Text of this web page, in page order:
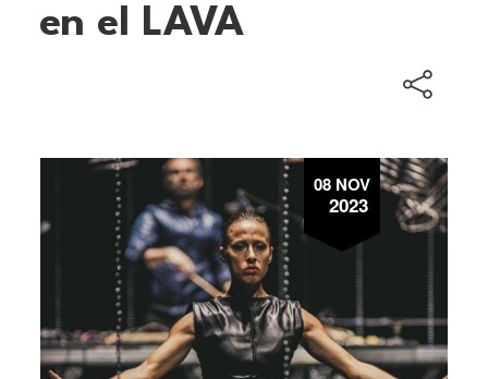
en el LAVA
08 NOV
2023